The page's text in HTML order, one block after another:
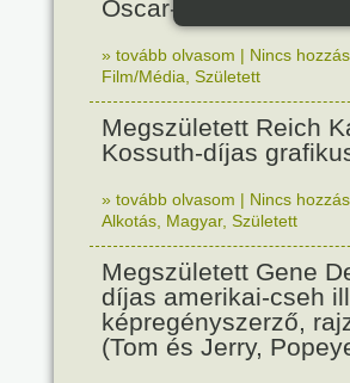
Oscar-díjas olasz
» tovább olvasom | Nincs
Film/Média Született
Megszületett Reich
Kossuth-díjas
» tovább olvasom | Nincs
Alkotás Magyar, Született
Megszületett Gene
díjas amerikai-cseh
képregényszerző,
(Tom és Jerry,